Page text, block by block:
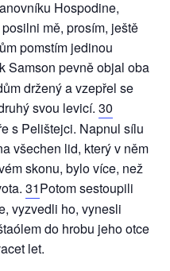
Hospodine,
mě, prosím, ještě
pomstím jedinou
Samson pevně objal oba
držený a vzepřel se
svou levicí. 30
s Pelištejci. Napnul sílu
všechen lid, který v něm
skonu, bylo více, než
31Potom sestoupili
vyzvedli ho, vynesli
do hrobu jeho otce
let.